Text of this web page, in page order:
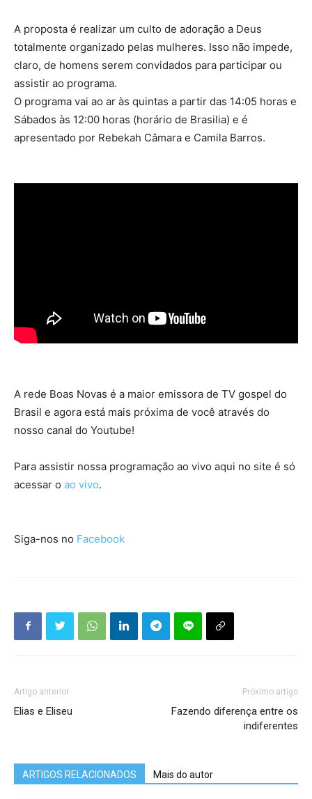
A proposta é realizar um culto de adoração a Deus
totalmente organizado pelas mulheres. Isso não impede,
claro, de homens serem convidados para participar ou
assistir ao programa.
O programa vai ao ar às quintas a partir das 14:05 horas e
Sábados às 12:00 horas (horário de Brasilia) e é
apresentado por Rebekah Câmara e Camila Barros.
A rede Boas Novas é a maior emissora de TV gospel do
Brasil e agora está mais próxima de você através do
nosso canal do Youtube!
Para assistir nossa programação ao vivo aqui no site é só
acessar o ao vivo.
Siga-nos no Facebook
Artigo anterior
Elias e Eliseu
Próximo artigo
Fazendo diferença entre os
indiferentes
ARTIGOS RELACIONADOS Mais do autor